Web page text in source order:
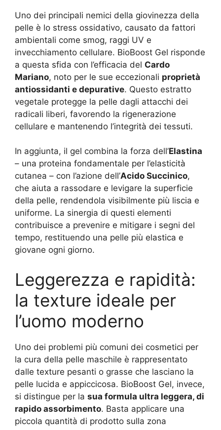
Uno dei principali nemici della giovinezza della
pelle è lo stress ossidativo, causato da fattori
ambientali come smog, raggi UV e
invecchiamento cellulare. BioBoost Gel risponde
a questa sfida con l’efficacia del Cardo
Mariano, noto per le sue eccezionali proprietà
antiossidanti e depurative. Questo estratto
vegetale protegge la pelle dagli attacchi dei
radicali liberi, favorendo la rigenerazione
cellulare e mantenendo l’integrità dei tessuti.
In aggiunta, il gel combina la forza dell’Elastina
– una proteina fondamentale per l’elasticità
cutanea – con l’azione dell’Acido Succinico,
che aiuta a rassodare e levigare la superficie
della pelle, rendendola visibilmente più liscia e
uniforme. La sinergia di questi elementi
contribuisce a prevenire e mitigare i segni del
tempo, restituendo una pelle più elastica e
giovane ogni giorno.
Leggerezza e rapidità:
la texture ideale per
l’uomo moderno
Uno dei problemi più comuni dei cosmetici per
la cura della pelle maschile è rappresentato
dalle texture pesanti o grasse che lasciano la
pelle lucida e appiccicosa. BioBoost Gel, invece,
si distingue per la sua formula ultra leggera, di
rapido assorbimento. Basta applicare una
piccola quantità di prodotto sulla zona